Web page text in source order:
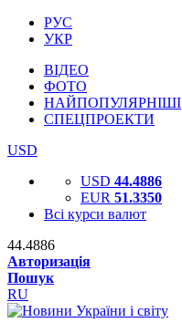
РУС
УКР
ВІДЕО
ФОТО
НАЙПОПУЛЯРНІШІ
СПЕЦПРОЕКТИ
USD
USD 44.4886
EUR 51.3350
Всі курси валют
44.4886
Авторизація
Пошук
RU